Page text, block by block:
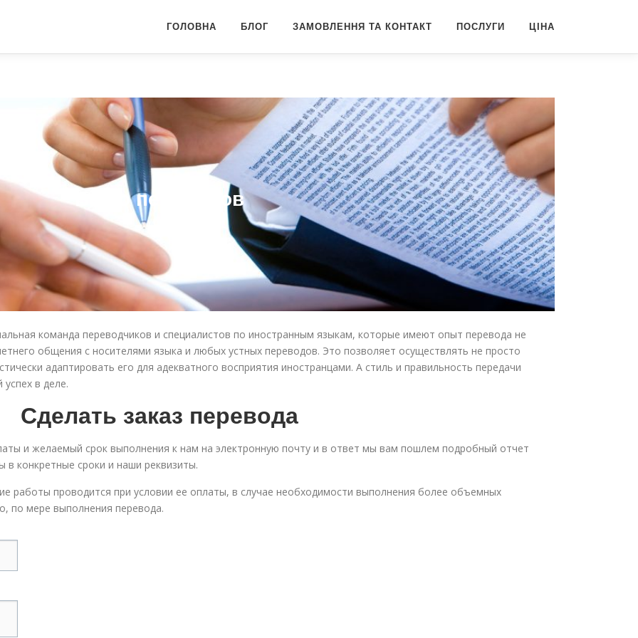
ГОЛОВНА БЛОГ ЗАМОВЛЕННЯ ТА КОНТАКТ ПОСЛУГИ ЦІНА
Бюро переводов
команда переводчиков и специалистов по иностранным языкам, которые имеют опыт перевода не
общения с носителями языка и любых устных переводов. Это позволяет осуществлять не просто
адаптировать его для адекватного восприятия иностранцами. А стиль и правильность передачи
в деле.
Сделать заказ перевода
и желаемый срок выполнения к нам на электронную почту и в ответ мы вам пошлем подробный отчет
конкретные сроки и наши реквизиты.
работы проводится при условии ее оплаты, в случае необходимости выполнения более объемных
по мере выполнения перевода.